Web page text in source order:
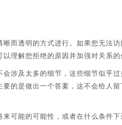
而透明的方式进行。如果您无法
理解您拒绝的原因并加强对关系的
涉及太多的细节，这些细节似乎
的是做出一个答案，这不会给人
可能的可能性，或者在什么条件